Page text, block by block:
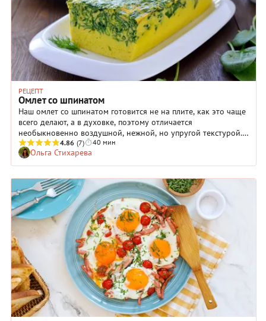
РЕЦЕПТ
Омлет со шпинатом
Наш омлет со шпинатом готовится не на плите, как это чаще
всего делают, а в духовке, поэтому отличается
необыкновенно воздушной, нежной, но упругой текстурой.
Блюдо идеально подходит для завтрака: оно отлично
усваивается и обеспечивает насыщение на несколько часов.
Омлет со шпинатом можно подать и в качестве легкого
ужина, дополнив свежими овощами, например, помидорами.
Чтобы придать вкусу блюда более выразительный вкус, в
яичную массу можно добавить зубчик чеснока,
пропущенный через пресс. Попробуйте, вам точно
понравится!
4.86 (7) 40 мин
Ольга Стихарева